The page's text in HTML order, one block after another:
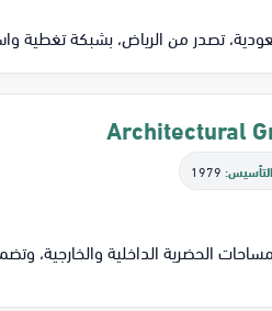
تصدر من الرياض، بشبكة تغطية
الحضرية الداخلية والخارجية،